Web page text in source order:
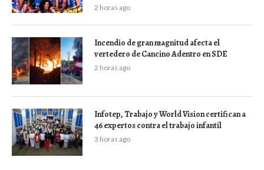
2 horas ago
Incendio de gran magnitud afecta el
vertedero de Cancino Adentro en SDE
2 horas ago
Infotep, Trabajo y World Vision certifican a
46 expertos contra el trabajo infantil
3 horas ago